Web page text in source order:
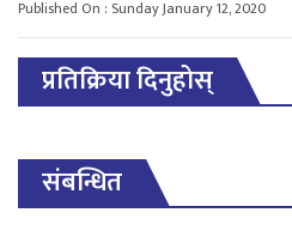
Published On : Sunday January 12, 2020
प्रतिक्रिया दिनुहोस्
संबन्धित